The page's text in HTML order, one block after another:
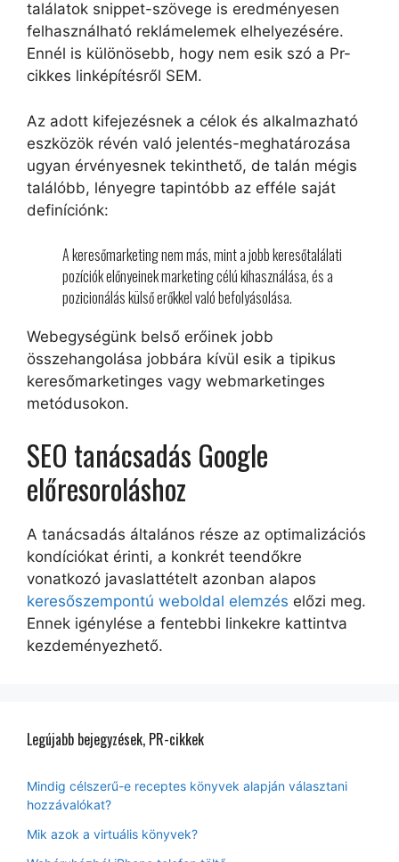
találatok snippet-szövege is eredményesen
felhasználható reklámelemek elhelyezésére.
Ennél is különösebb, hogy nem esik szó a Pr-
cikkes linképítésről SEM.
Az adott kifejezésnek a célok és alkalmazható
eszközök révén való jelentés-meghatározása
ugyan érvényesnek tekinthető, de talán mégis
találóbb, lényegre tapintóbb az efféle saját
definíciónk:
A keresőmarketing nem más, mint a jobb keresőtalálati
pozíciók előnyeinek marketing célú kihasználása, és a
pozicionálás külső erőkkel való befolyásolása.
Webegységünk belső erőinek jobb
összehangolása jobbára kívül esik a tipikus
keresőmarketinges vagy webmarketinges
metódusokon.
SEO tanácsadás Google
előresoroláshoz
A tanácsadás általános része az optimalizációs
kondíciókat érinti, a konkrét teendőkre
vonatkozó javaslattételt azonban alapos
keresőszempontú weboldal elemzés előzi meg.
Ennek igénylése a fentebbi linkekre kattintva
kezdeményezhető.
Legújabb bejegyzések, PR-cikkek
Mindig célszerű-e receptes könyvek alapján választani
hozzávalókat?
Mik azok a virtuális könyvek?